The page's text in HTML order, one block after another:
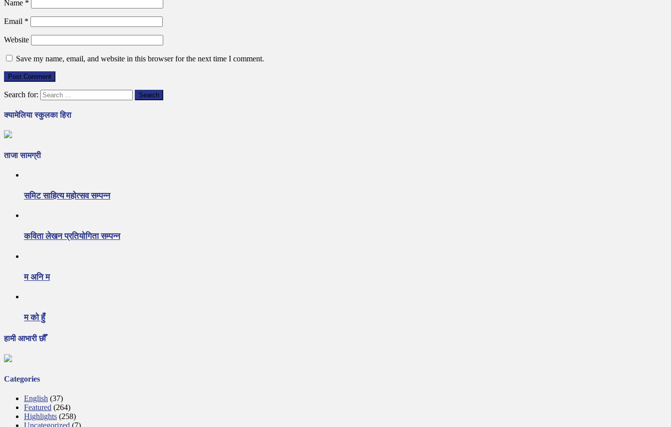
Name *
Email *
Website
Save my name, email, and website in this browser for the next time I comment.
Search for:
क्यामेलिया स्कुलका हिरा
ताजा सामग्री
समिट साहित्य महोत्सव सम्पन्न
कविता लेखन प्रतियोगिता सम्पन्न
म अनि म
म को हुँ
हामी आभारी छौँ
Categories
English (37)
Featured (264)
Highlights (258)
Uncategorized (7)